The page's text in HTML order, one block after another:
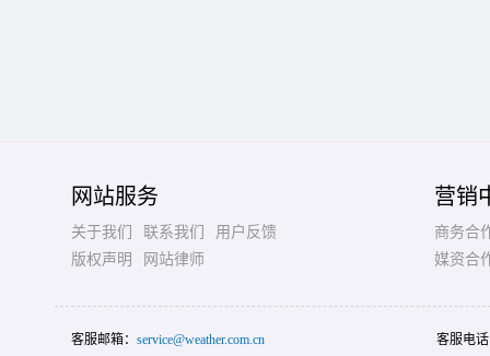
网站服务
关于我们 联系我们
用户反馈
版权声明
网站律师
营销
商务合
媒资合
客服邮箱： service@weather.com.cn 客服电